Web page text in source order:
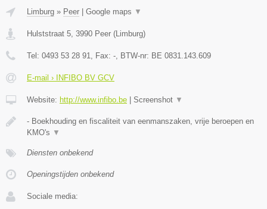
Limburg » Peer Google maps ▼
Hulststraat 5, 3990 Peer (Limburg)
Tel: 0493 53 28 91, Fax: -, BTW-nr: BE 0831.143.609
E-mail › INFIBO BV GCV
Website: http://www.infibo.be Screenshot ▼
- Boekhouding en fiscaliteit van eenmanszaken, vrije beroepen en
KMO's ▼
Diensten onbekend
Openingstijden onbekend
Sociale media: